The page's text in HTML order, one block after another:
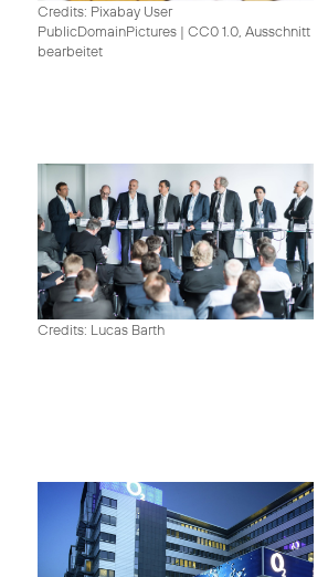
Credits: Pixabay User
PublicDomainPictures | CC0 1.0, Ausschnitt
bearbeitet
Credits: Lucas Barth